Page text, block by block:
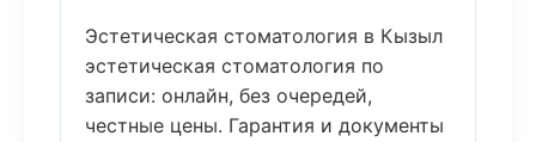
Эстетическая стоматология в Кызыл
эстетическая стоматология по
записи: онлайн, без очередей,
честные цены. Гарантия и документы